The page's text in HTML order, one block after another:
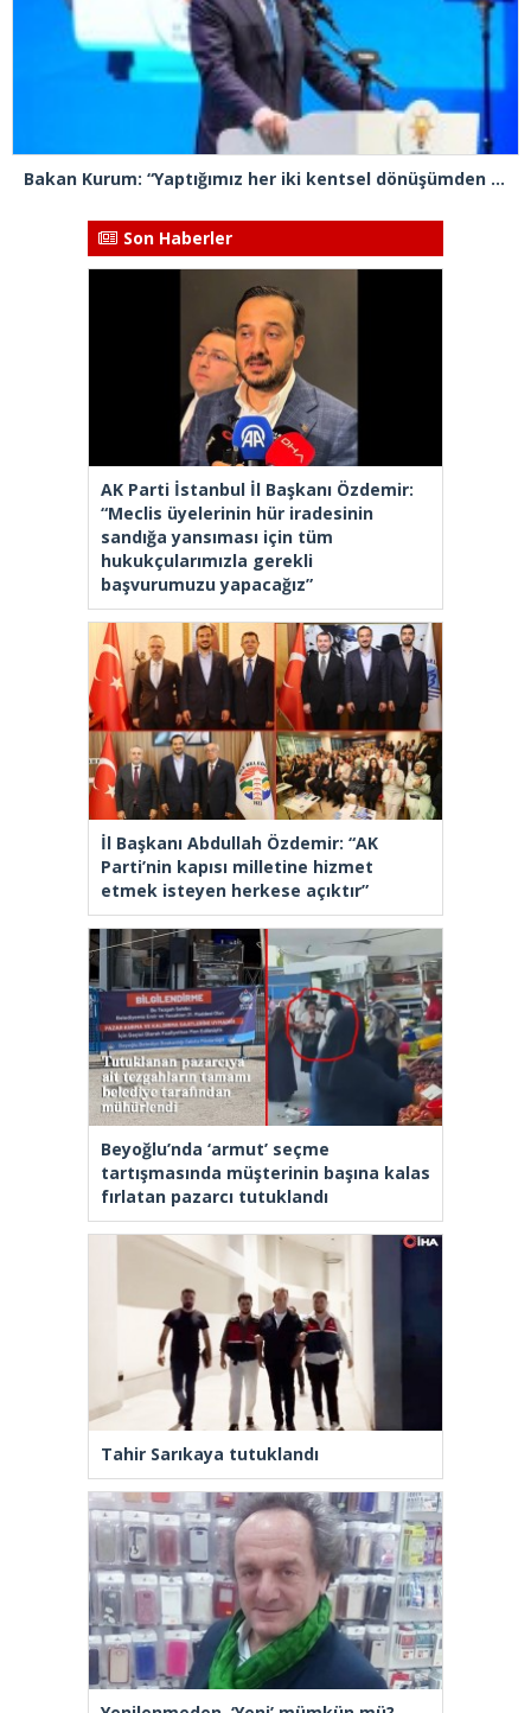
Bakan Kurum: “Yaptığımız her iki kentsel dönüşümden biri İstanbul’da gerçekleştiriliyor”
Son Haberler
AK Parti İstanbul İl Başkanı Özdemir:
“Meclis üyelerinin hür iradesinin
sandığa yansıması için tüm
hukukçularımızla gerekli
başvurumuzu yapacağız”
İl Başkanı Abdullah Özdemir: “AK
Parti’nin kapısı milletine hizmet
etmek isteyen herkese açıktır”
Beyoğlu’nda ‘armut’ seçme
tartışmasında müşterinin başına kalas
fırlatan pazarcı tutuklandı
Tahir Sarıkaya tutuklandı